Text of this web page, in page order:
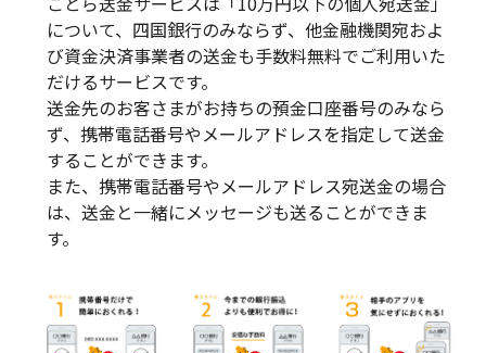
について、四国銀行のみならず、他金融機関宛およ
び資金決済事業者の送金も手数料無料でご利用いた
だけるサービスです。
送金先のお客さまがお持ちの預金口座番号のみなら
ず、携帯電話番号やメールアドレスを指定して送金
することができます。
また、携帯電話番号やメールアドレス宛送金の場合
は、送金と一緒にメッセージも送ることができま
す。